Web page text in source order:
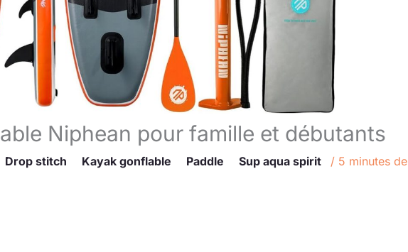
Niphean pour famille et débutants
Drop stitch Kayak gonflable Paddle Sup aqua spirit / 5 minutes de